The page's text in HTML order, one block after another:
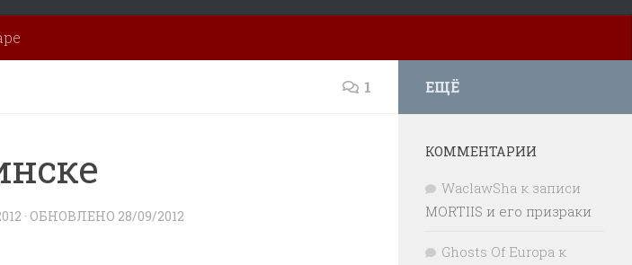
1
· ОБНОВЛЕНО 28/09/2012
ЕЩЁ
КОММЕНТАРИИ
WaclawSha к записи
MORTIIS и его призраки
Ghosts Of Europa к